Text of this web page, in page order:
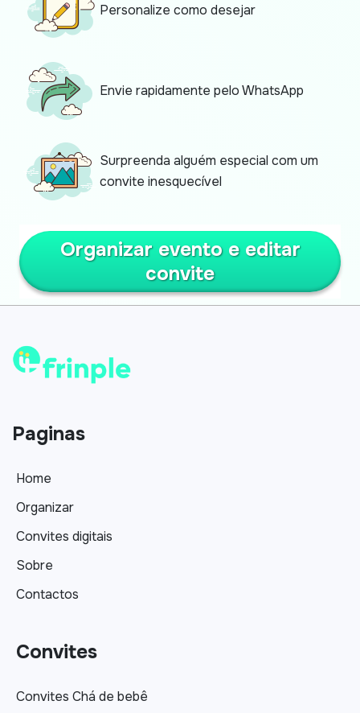
Personalize como desejar
Envie rapidamente pelo WhatsApp
Surpreenda alguém especial com um
convite inesquecível
Organizar evento e editar
convite
Paginas
Home
Organizar
Convites digitais
Sobre
Contactos
Convites
Convites Chá de bebê